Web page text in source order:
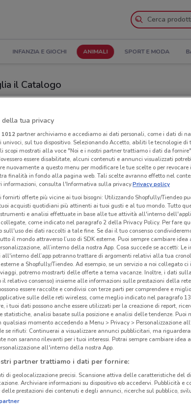
INFANZIA E GIOCHI ANIMALI SPORT E MODA
il Catalogo
volantini nella tua zona. Riprova più tardi.
ISOLA DEI TESORI
MONTEROTONDO
ISOLA DEI TESORI
CIAMPINO
ISOLA DEI TESORI
della tua privacy
1012partner archiviamo e accediamo ai dati personali, come i dati di
sul tuo dispositivo. Selezionando Accetto, abiliti le tecnologie
scopi mostrati alla voce "Noi e i nostri partner trattiamo i dati da
essere disabilitate, alcuni contenuti e annunci visualizzati
nuovamente a questo menu per modificare le tue scelte o per
finalità in fondo alla pagina web. Tali scelte avranno effetto nel
informazioni, consulta l'Informativa sulla privacy.Privacy policy
fornirti offerte più vicine ai tuoi bisogni: Utilizzando Shopfully/Tiendeo
acquisti quotidiani più attinenti ai tuoi gusti e al tuo mondo. Tutto
e analisi effettuate in base alle tue attività all'interno
come indicato nel paragrafo 2 della Privacy Policy. Per fare
sull'uso dei dati raccolti a tale fine. Se dai il tuo consenso
il mondo attraverso l’uso di SDK esterne. Puoi sempre cambiare idea
all’interno della nostra App. Cosa succede se accetti: Le
all'interno dell’app potranno trattare di argomenti relativi alla tua
a Shopfully/Tiendeo. Ad esempio, se un servizio a noi collegato
potremo mostrarti delle offerte a tema vacanze. Inoltre, i dati
il relativo consenso) insieme alle informazioni sulle prestazioni della
essere raccolte e condivisi con terze parti per comprendere e
sulle delle reti wireless, come meglio indicato nel paragrafo
i tuoi dati possono anche essere utilizzati per la creazione di report,
statistiche, analisi basate sulla posizione e analisi delle tendenze. Puoi
qualsiasi momento accedendo a Menu > Privacy > Personalizzazione
se rifiuti: Continuerai a visualizzare annunci pubblicitari, ma
non saranno rilevanti per i tuoi interessi. Potrai sempre cambiare idea
all'interno della nostra App.
partner trattiamo i dati per fornire:
di geolocalizzazione precisi. Scansione attiva delle caratteristiche del
Archiviare informazioni su dispositivo e/o accedervi. Pubblicità e
prestazioni dei contenuti e degli annunci, ricerche sul pubblico,